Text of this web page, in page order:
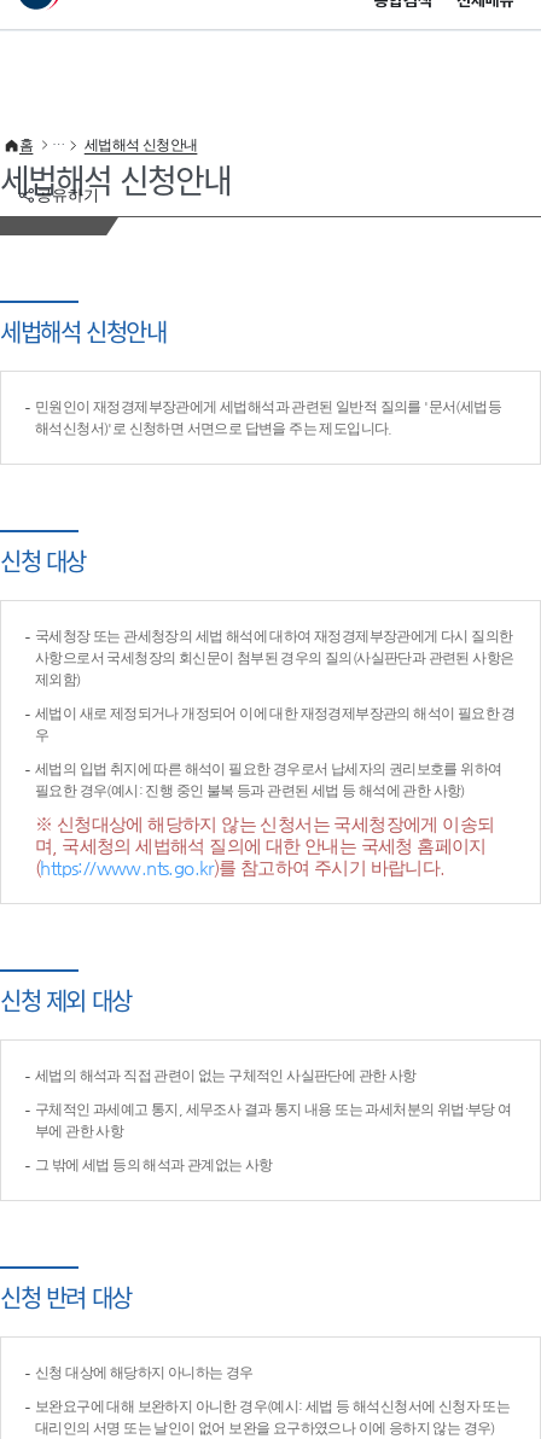
이 누리집은 대한민국 공식 전자정부 누리집입니다.
공유하기
홈 세법해석 신청안내
세법해석 신청안내
세법해석 신청안내
민원인이 재정경제부장관에게 세법해석과 관련된 일반적 질의를 '문서(세법등
해석신청서)'로 신청하면 서면으로 답변을 주는 제도입니다.
신청 대상
국세청장 또는 관세청장의 세법 해석에 대하여 재정경제부장관에게 다시 질의한
사항으로서 국세청장의 회신문이 첨부된 경우의 질의(사실판단과 관련된 사항은
제외함)
세법이 새로 제정되거나 개정되어 이에 대한 재정경제부장관의 해석이 필요한 경
우
세법의 입법 취지에 따른 해석이 필요한 경우로서 납세자의 권리보호를 위하여
필요한 경우(예시: 진행 중인 불복 등과 관련된 세법 등 해석에 관한 사항)
※ 신청대상에 해당하지 않는 신청서는 국세청장에게 이송되
며, 국세청의 세법해석 질의에 대한 안내는 국세청 홈페이지
(https://www.nts.go.kr)를 참고하여 주시기 바랍니다.
신청 제외 대상
세법의 해석과 직접 관련이 없는 구체적인 사실판단에 관한 사항
구체적인 과세예고 통지, 세무조사 결과 통지 내용 또는 과세처분의 위법·부당 여
부에 관한 사항
그 밖에 세법 등의 해석과 관계없는 사항
신청 반려 대상
신청 대상에 해당하지 아니하는 경우
보완요구에 대해 보완하지 아니한 경우(예시: 세법 등 해석신청서에 신청자 또는
대리인의 서명 또는 날인이 없어 보완을 요구하였으나 이에 응하지 않는 경우)